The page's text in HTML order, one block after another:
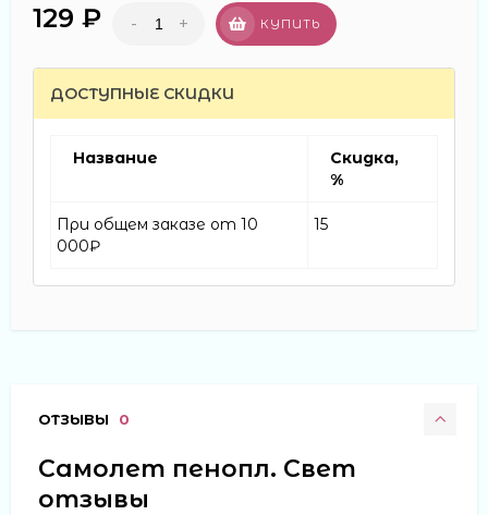
129 ₽ - + КУПИТЬ
ДОСТУПНЫЕ СКИДКИ
Название
Скидка,
%
При общем заказе от 10
000₽
15
ОТЗЫВЫ 0
Самолет пенопл. Свет
отзывы